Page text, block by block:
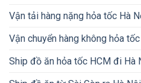
Vận tải hàng nặng hỏa tốc Hà
Vận chuyển hàng không hỏa
Ship đồ ăn hỏa tốc HCM đi Hà